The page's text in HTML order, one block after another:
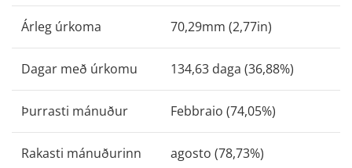
Árleg úrkoma 70,29mm (2,77in)
Dagar með úrkomu 134,63 daga (36,88%)
Þurrasti mánuður Febbraio (74,05%)
Rakasti mánuðurinn agosto (78,73%)